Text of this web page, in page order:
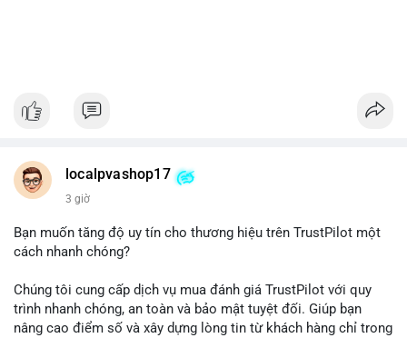
localpvashop17
3 giờ
Bạn muốn tăng độ uy tín cho thương hiệu trên TrustPilot một
cách nhanh chóng?
Chúng tôi cung cấp dịch vụ mua đánh giá TrustPilot với quy
trình nhanh chóng, an toàn và bảo mật tuyệt đối. Giúp bạn
nâng cao điểm số và xây dựng lòng tin từ khách hàng chỉ trong